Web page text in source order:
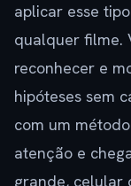
aplicar esse
qualquer filme.
reconhecer e
hipóteses sem
com um
atenção e
grande, celular